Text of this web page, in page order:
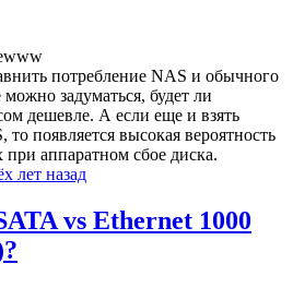
потребление NAS и обычного
задуматься, будет ли
дешевле. А если еще и взять
появляется высокая вероятность
аппаратном сбое диска.
лет назад
vs Ethernet 1000